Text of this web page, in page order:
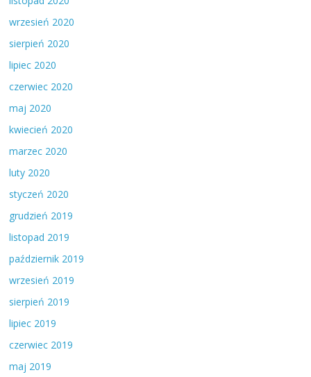
wrzesień 2020
sierpień 2020
lipiec 2020
czerwiec 2020
maj 2020
kwiecień 2020
marzec 2020
luty 2020
styczeń 2020
grudzień 2019
listopad 2019
październik 2019
wrzesień 2019
sierpień 2019
lipiec 2019
czerwiec 2019
maj 2019